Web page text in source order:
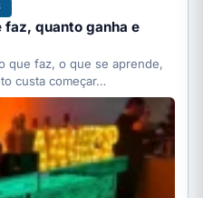
quanto ganha e
que faz, o que se aprende,
custa começar…